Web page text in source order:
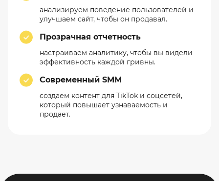
анализируем поведение пользователей и
улучшаем сайт, чтобы он продавал.
Прозрачная отчетность
настраиваем аналитику, чтобы вы видели
эффективность каждой гривны.
Современный SMM
создаем контент для TikTok и соцсетей,
который повышает узнаваемость и
продает.